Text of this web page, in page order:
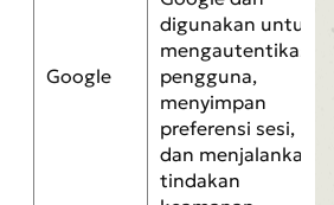
Google
digunakan untuk
mengautentikasi
pengguna,
menyimpan
preferensi sesi,
dan menjalankan
tindakan